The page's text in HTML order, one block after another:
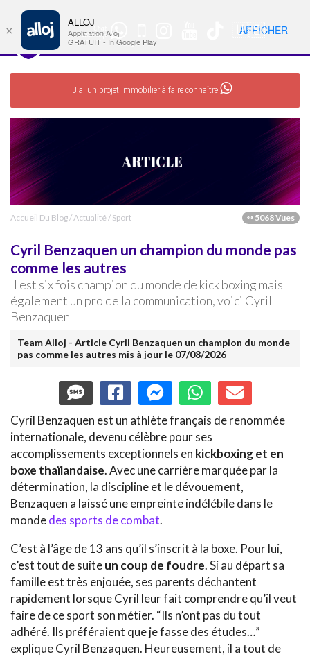
WhatsApp
🇺🇸 Nav
J'ai un projet immobilier à faire connaître
Accueil Du Blog/Actualité / Sport 5068 Vues
Cyril Benzaquen un champion du monde pas
comme les autres
Il est six fois champion du monde de kick boxing mais
également un pro de la communication, voici Cyril
Benzaquen
Team Alloj - Article Cyril Benzaquen un champion du monde
pas comme les autres mis à jour le 07/08/2026
Cyril Benzaquen est un athlète français de renommée
internationale, devenu célèbre pour ses
accomplissements exceptionnels en kickboxing et en
boxe thaïlandaise. Avec une carrière marquée par la
détermination, la discipline et le dévouement,
Benzaquen a laissé une empreinte indélébile dans le
mondedes sports de combat.
C’est à l’âge de 13 ans qu’il s’inscrit à la boxe. Pour lui,
c’est tout de suiteun coup de foudre. Si au départ sa
famille est très enjouée, ses parents déchantent
rapidement lorsque Cyril leur fait comprendre qu’il veut
faire de ce sport son métier. “Ils n’ont pas du tout
adhéré. Ils préféraient que je fasse des études…”
explique Cyril Benzaquen. Heureusement, il a tout de
×
ALLOJ
Application Alloj
GRATUIT - In Google Play
AFFICHER